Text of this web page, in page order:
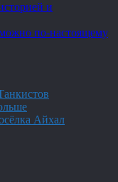
и
по-настоящему
Айхал